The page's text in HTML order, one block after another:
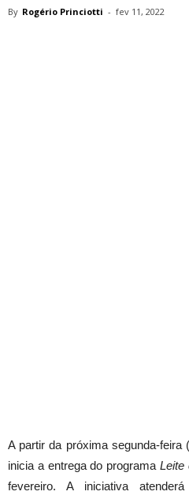
By Rogério Princiotti - fev 11, 2022
A partir da próxima segunda-feira
inicia a entrega do programaLeite
fevereiro. A iniciativa